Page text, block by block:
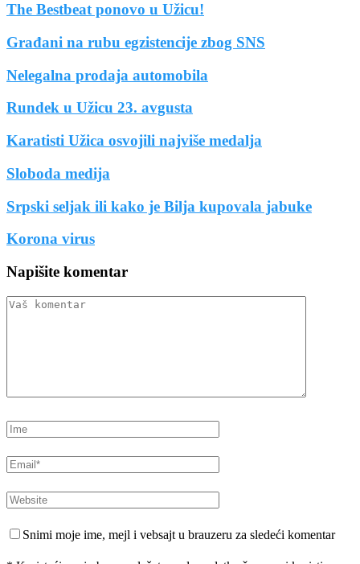
The Bestbeat ponovo u Užicu!
Građani na rubu egzistencije zbog SNS
Nelegalna prodaja automobila
Rundek u Užicu 23. avgusta
Karatisti Užica osvojili najviše medalja
Sloboda medija
Srpski seljak ili kako je Bilja kupovala jabuke
Korona virus
Napišite komentar
Snimi moje ime, mejl i vebsajt u brauzeru za sledeći komentar